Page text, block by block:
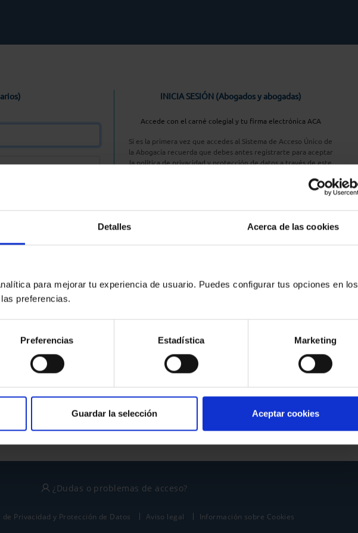
Detalles Acerca de las cookies
para mejorar tu experiencia de usuario. Puedes configurar tus opciones en los
preferencias.
Preferencias Estadística Marketing
Guardar la selección Aceptar cookies
INICIA SESIÓN (Abogados y abogadas)
Accede con el carné colegial y tu firma electrónica ACA
Si es la primera vez que accedes al Sistema de Acceso Único de
la Abogacía recuerda que debes antes registrarte para aceptar
la política de privacidad y protección de datos a través de este
Entrar con ACA Plus
¿No tienes cuenta?
política de privacidad
y términos del servicio
¿Dudas o problemas de acceso?
de Privacidad y Protección de Datos Aviso legal Información sobre Cookies